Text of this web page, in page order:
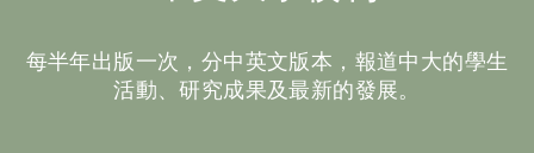
每半年出版一次，分中英文版本，報道中大的學生
活動、研究成果及最新的發展。